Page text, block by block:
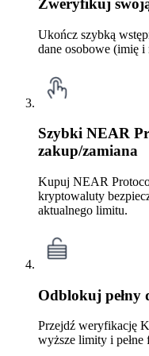
Zweryfikuj
Ukończ szybką
dane osobowe (imię
Szybki NEAR
zakup/zamiana
Kupuj NEAR
kryptowaluty
aktualnego limitu.
Odblokuj pełny
Przejdź weryfikację
wyższe limity i pełne